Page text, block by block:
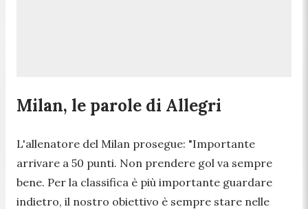
Milan, le parole di Allegri
L'allenatore del Milan prosegue: "Importante
arrivare a 50 punti. Non prendere gol va sempre
bene. Per la classifica è più importante guardare
indietro, il nostro obiettivo è sempre stare nelle